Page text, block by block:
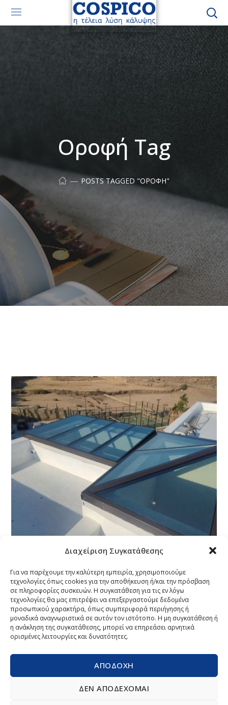
Διαχείριση Συγκατάθεσης
Για να παρέχουμε την καλύτερη εμπειρία, χρησιμοποιούμε
τεχνολογίες όπως cookies για την αποθήκευση ή/και την πρόσβαση
σε πληροφορίες συσκευών. Η συγκατάθεση για τις εν λόγω
τεχνολογίες θα μας επιτρέψει να επεξεργαστούμε δεδομένα
προσωπικού χαρακτήρα, όπως συμπεριφορά περιήγησης ή
μοναδικά αναγνωριστικά σε αυτόν τον ιστότοπο. Η μη συγκατάθεση ή
η ανάκληση της συγκατάθεσης, μπορεί να επηρεάσει αρνητικά
ορισμένες λειτουργίες και δυνατότητες.
ΑΠΟΔΟΧΉ
ΔΕΝ ΑΠΟΔΈΧΟΜΑΙ
Οροφή Tag
POSTS TAGGED "ΟΡΟΦΉ"
28 ΣΕΠΤΕΜΒΡΊΟΥ, 2024 ΝΈΑ BYCOSPICO
0 COMMENTS
Oροφή κατοικίας στη
Μύκονο με στέγαστρο
Βιοκλιματική πέργκολα CospiBio στην βεράντα
κατοικίας στη Νέα Μάκρη!!!
χρώματα και το ύφος του σπιτιού!